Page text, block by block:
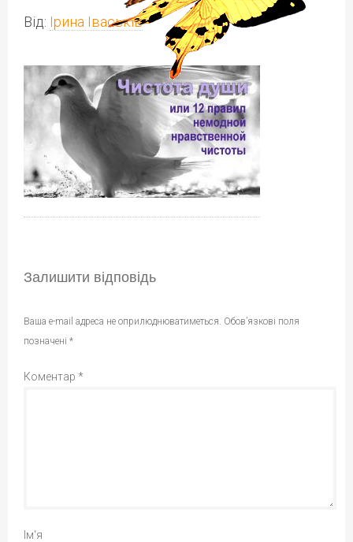
Від: Ірина Іваськів
Залишити відповідь
Ваша e-mail адреса не оприлюднюватиметься. Обов’язкові поля
позначені *
Коментар *
Ім'я